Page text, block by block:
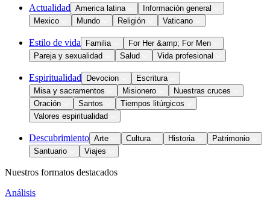
Actualidad America latina
Información general
Mexico
Mundo Religión Vaticano
Estilo de vida Familia
For Her &amp; For Men
Pareja y sexualidad
Salud Vida profesional
Espiritualidad Devocion
Escritura
Misa y sacramentos
Misionero
Nuestras cruces
Oración
Santos
Tiempos litúrgicos
Valores espiritualidad
Descubrimiento Arte Cultura Historia
Patrimonio
Santuario
Viajes
Nuestros formatos destacados
Análisis